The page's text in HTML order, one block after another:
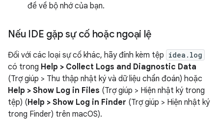
đề về bộ nhớ của bạn.
Nếu IDE gặp sự cố hoặc ngoại lệ
Đối với các loại sự cố khác, hãy đính kèm tệp idea.log
có trong Help > Collect Logs and Diagnostic Data
(Trợ giúp > Thu thập nhật ký và dữ liệu chẩn đoán) hoặc
Help > Show Log in Files (Trợ giúp > Hiện nhật ký trong
tệp) (Help > Show Log in Finder (Trợ giúp > Hiện nhật ký
trong Finder) trên macOS).